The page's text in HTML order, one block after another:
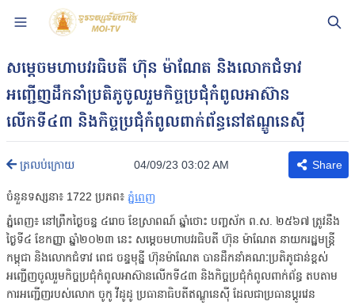
សម្តេចមហាបវរធិបតី ហ៊ុន ម៉ាណែត និងលោកជំទាវ
អញ្ជើញដឹកនាំប្រតិភូចូលរួមកិច្ច​ប្រជុំ​កំពូល​អាស៊ាន
លើកទី៤៣ និងកិច្ចប្រជុំកំពូលពាក់ព័ន្ធនៅឥណ្ឌូនេស៊ី
ត្រលប់ក្រោយ 04/09/23 03:02 AM Share
ចំនួនទស្សនា៖ 1722 ប្រភព៖ ភ្នំពេញ
ភ្នំពេញ៖ នៅព្រឹកថ្ងៃចន្ទ ៤រោច ខែស្រាពណ៍ ឆ្នាំថោះ បញ្ចស័ក ព.ស. ២៥៦៧ ត្រូវនឹង
ថ្ងៃទី៤ ខែកញ្ញា ឆ្នាំ២០២៣ នេះ សម្តេចមហាបវរធិបតី ហ៊ុន ម៉ាណែត នាយករដ្ឋមន្ត្រី
កម្ពុជា និងលោកជំទាវ ពេជ ចន្ទមុន្នី ហ៊ុនម៉ាណែត បានដឹកនាំគណៈប្រតិភូជាន់ខ្ពស់​
អញ្ជើញចូលរួមកិច្ចប្រជុំ​កំពូល​អាស៊ានលើកទី៤៣ និងកិច្ចប្រជុំកំពូលពាក់ព័ន្ធ តបតាម
ការអញ្ជើញរបស់លោក ចូកូ វីដូដូ ប្រធានាធិបតីឥណ្ឌូនេស៊ី ដែលជាប្រធានប្តូរវេន